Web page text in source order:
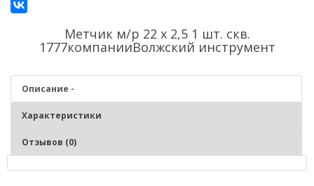
Метчик м/р 22 х 2,5 1 шт. скв.
1777компанииВолжский инструмент
Описание -
Характеристики
Отзывов (0)